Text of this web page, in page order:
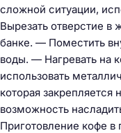
сложной ситуации,
Вырезать отверстие в
банке. — Поместить
воды. — Нагревать на
использовать
которая
возможность
Приготовление кофе